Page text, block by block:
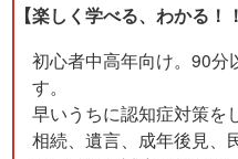
【楽しく学べる、わかる！
初心者中高年向け。90分
す。
早いうちに認知症対策を
相続、遺言、成年後見、